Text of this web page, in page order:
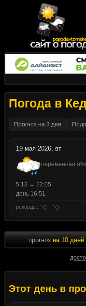
Погода в
Прогноз на 3 дня
19 мая 2026, вт
переменная
5:13 → 22:05
день 16:51
рекорды: ° () · ° ()
прогноз на 10 дней
Этот день в